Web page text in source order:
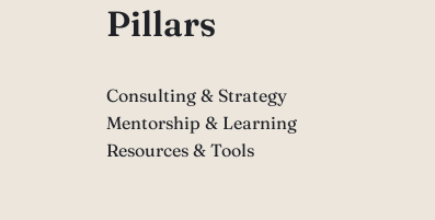
Pillars
Consulting & Strategy
Mentorship & Learning
Resources & Tools